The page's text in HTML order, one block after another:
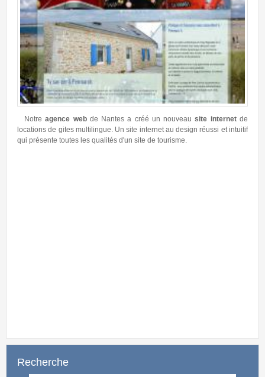
agence webde Nantes a créé un nouveau site internetde
de gites multilingue. Un site internet au design réussi et intuitif
toutes les qualités d'un site de tourisme.
Recherche